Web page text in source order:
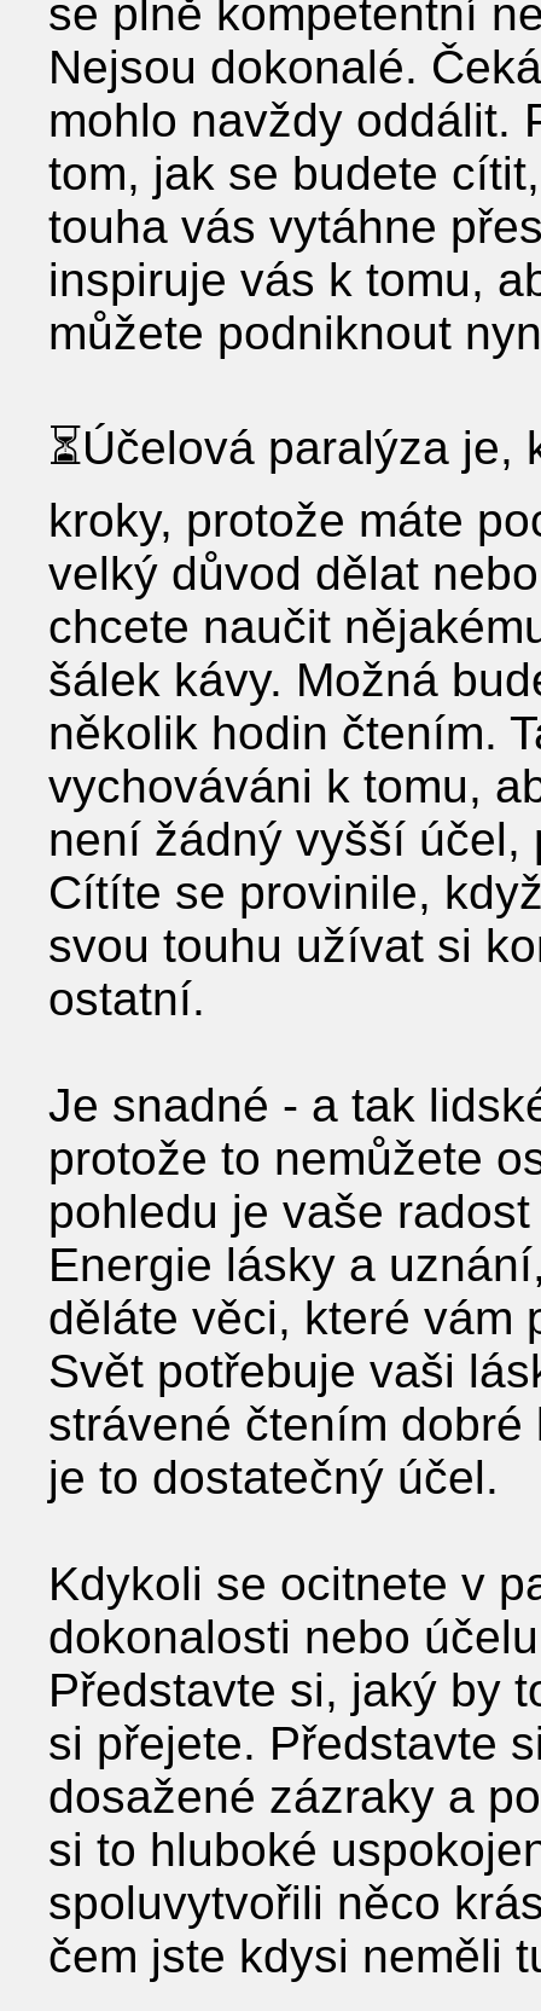
se plně kompetentní
Nejsou dokonalé.
mohlo navždy oddálit.
tom, jak se budete
touha vás vytáhne
inspiruje vás k tomu,
můžete podniknout
⏳Účelová paralýza
kroky, protože máte
velký důvod dělat
chcete naučit
šálek kávy. Možná
několik hodin čtením.
vychováváni k tomu,
není žádný vyšší účel,
Cítíte se provinile,
svou touhu užívat si
ostatní.
Je snadné - a tak
protože to nemůžete
pohledu je vaše
Energie lásky a
děláte věci, které vám
Svět potřebuje vaši
strávené čtením
je to dostatečný účel.
Kdykoli se ocitnete v
dokonalosti nebo
Představte si, jaký by
si přejete. Představte
dosažené zázraky a
si to hluboké
spoluvytvořili něco
čem jste kdysi neměli